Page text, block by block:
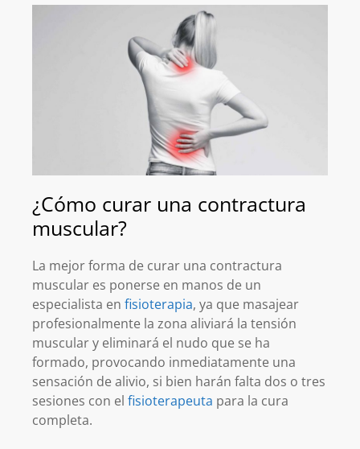
¿Cómo curar una contractura
muscular?
La mejor forma de curar una contractura
muscular es ponerse en manos de un
especialista en fisioterapia, ya que masajear
profesionalmente la zona aliviará la tensión
muscular y eliminará el nudo que se ha
formado, provocando inmediatamente una
sensación de alivio, si bien harán falta dos o tres
sesiones con el fisioterapeuta para la cura
completa.